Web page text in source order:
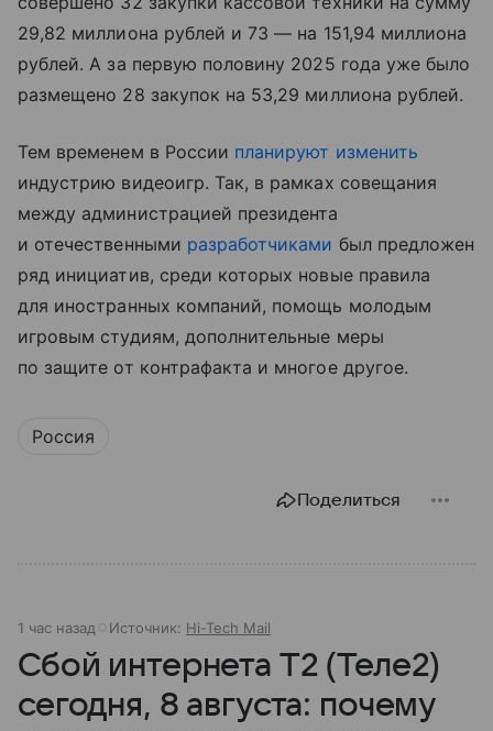
29,82 миллиона рублей и 73 — на 151,94 миллиона
рублей. А за первую половину 2025 года уже было
размещено 28 закупок на 53,29 миллиона рублей.
Тем временем в России планируют изменить
индустрию видеоигр. Так, в рамках совещания
между администрацией президента
и отечественными разработчиками был предложен
ряд инициатив, среди которых новые правила
для иностранных компаний, помощь молодым
игровым студиям, дополнительные меры
по защите от контрафакта и многое другое.
Россия
Поделиться
1 час назад Источник: Hi-Tech Mail
Сбой интернета T2 (Теле2)
сегодня, 8 августа: почему